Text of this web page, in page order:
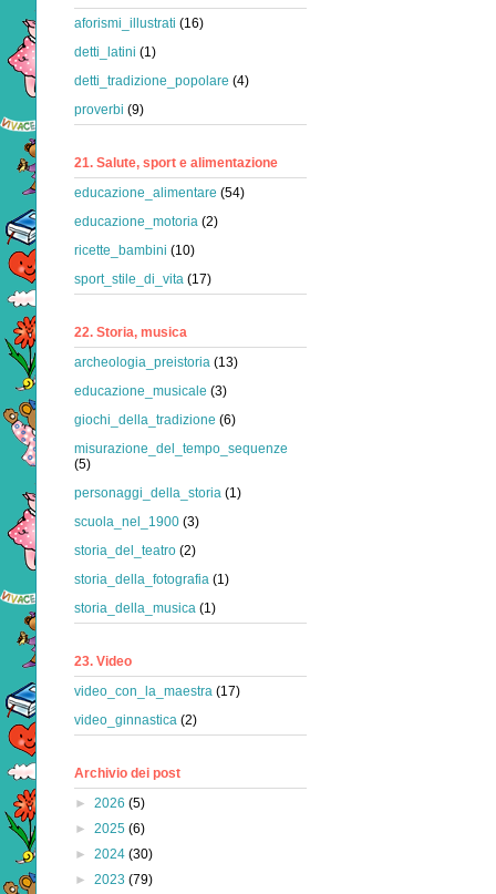
aforismi_illustrati (16)
detti_latini (1)
detti_tradizione_popolare (4)
proverbi (9)
21. Salute, sport e alimentazione
educazione_alimentare (54)
educazione_motoria (2)
ricette_bambini (10)
sport_stile_di_vita (17)
22. Storia, musica
archeologia_preistoria (13)
educazione_musicale (3)
giochi_della_tradizione (6)
misurazione_del_tempo_sequenze
(5)
personaggi_della_storia (1)
scuola_nel_1900 (3)
storia_del_teatro (2)
storia_della_fotografia (1)
storia_della_musica (1)
23. Video
video_con_la_maestra (17)
video_ginnastica (2)
Archivio dei post
► 2026 (5)
► 2025 (6)
► 2024 (30)
► 2023 (79)